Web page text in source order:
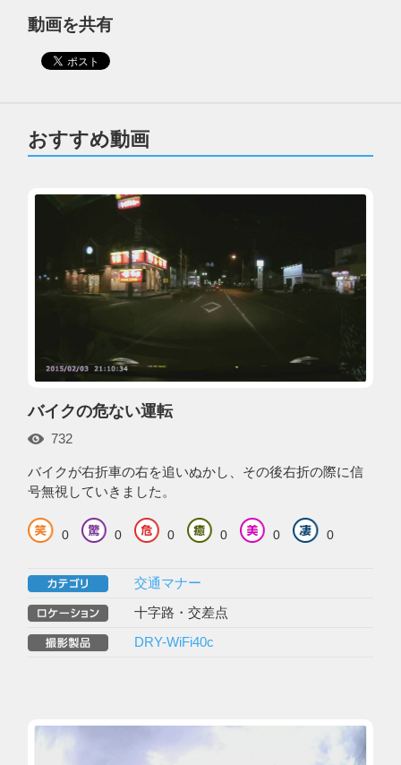
動画を共有
おすすめ動画
バイクの危ない運転
732
バイクが右折車の右を追いぬかし、その後右折の際に信
号無視していきました。
0 0 0 0 0 0
交通マナー
十字路・交差点
DRY-WiFi40c